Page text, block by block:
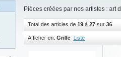
Pièces créées par nos artistes : art
Total des articles de 19 à 27 sur 36
Afficher en: Grille Liste